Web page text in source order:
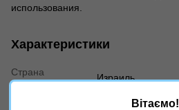
использования.
Характеристики
Страна
производителя
Израиль
Универсально
Вітаємо!